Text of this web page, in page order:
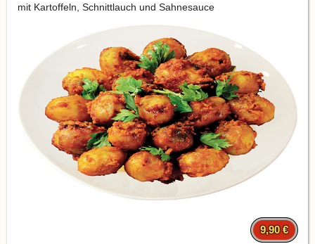
mit Kartoffeln, Schnittlauch und Sahnesauce
9,90 €